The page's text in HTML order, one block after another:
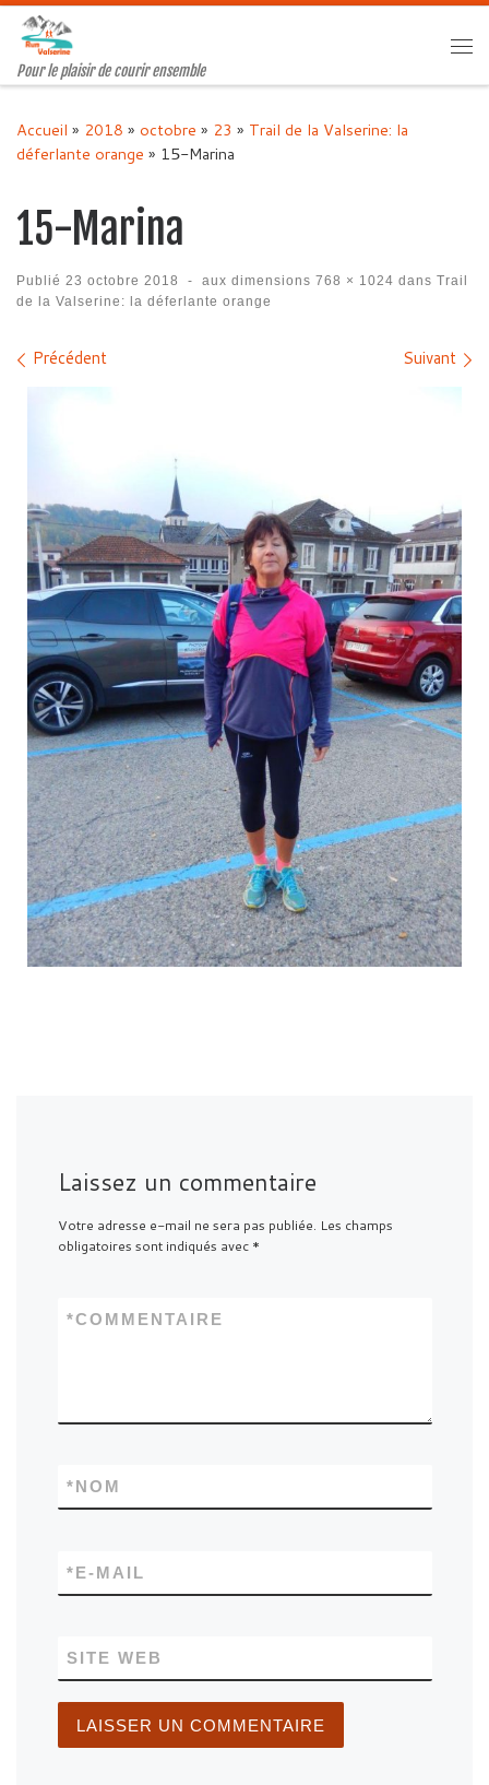
Passer au contenu
Pour le plaisir de courir ensemble
Accueil » 2018 » octobre » 23 » Trail de la Valserine: la
déferlante orange » 15-Marina
15-Marina
Publié 23 octobre 2018 - aux dimensions 768 × 1024 dans Trail
de la Valserine: la déferlante orange
Navigation des images
Précédent Suivant
Laissez un commentaire
Votre adresse e-mail ne sera pas publiée. Les champs
obligatoires sont indiqués avec *
COMMENTAIRE
*
NOM
*
E-MAIL
*
SITE WEB